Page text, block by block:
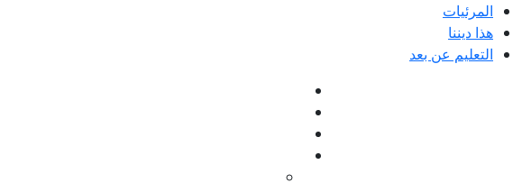
المرئيات
هذا ديننا
التعليم عن بعد